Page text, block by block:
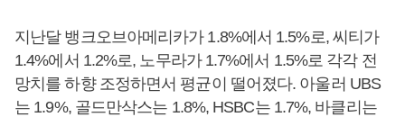
지난달 뱅크오브아메리카가 1.8%에서 1.5%로, 씨티가
1.4%에서 1.2%로, 노무라가 1.7%에서 1.5%로 각각 전
망치를 하향 조정하면서 평균이 떨어졌다. 아울러 UBS
는 1.9%, 골드만삭스는 1.8%, HSBC는 1.7%, 바클리는